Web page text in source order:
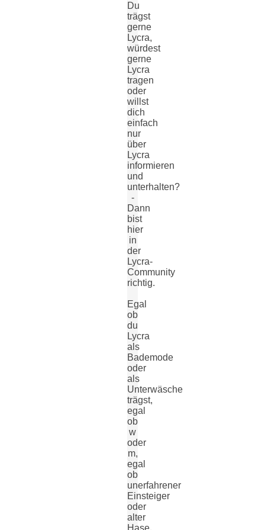
Du
trägst
gerne
Lycra,
würdest
gerne
Lycra
tragen
oder
willst
dich
einfach
nur
über
Lycra
informieren
und
unterhalten?
-
Dann
bist
hier
in
der
Lycra-
Community
richtig.
Egal
ob
du
Lycra
als
Bademode
oder
als
Unterwäsche
trägst,
egal
ob
w
oder
m,
egal
ob
unerfahrener
Einsteiger
oder
alter